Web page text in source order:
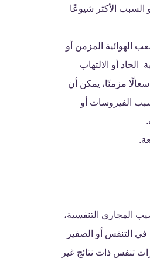
السبب الأكثر شيوعًا
الهوائية المزمن أو
الحاد أو الالتهاب
سعالًا مزمنًا، يمكن أن
الفيروسات أو
المجاري التنفسية،
التنفس أو الصفير
تنفس ذات نتائج غير